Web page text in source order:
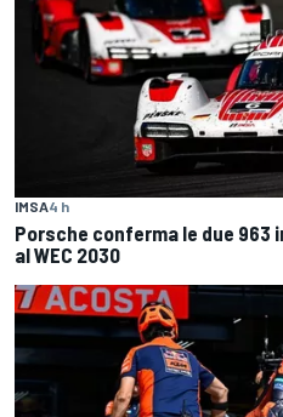
IMSA4 h
Porsche conferma le due 963
al WEC 2030